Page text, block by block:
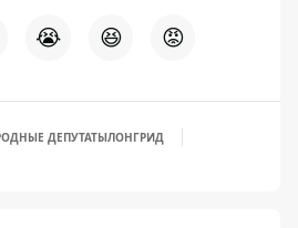
😭 😆 😡
ДЕПУТАТЫЛОНГРИД